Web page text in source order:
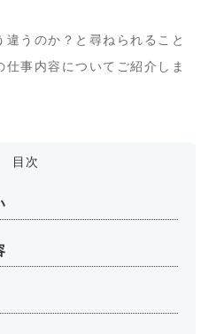
違うのか？と尋ねられること
仕事内容についてご紹介しま
目次